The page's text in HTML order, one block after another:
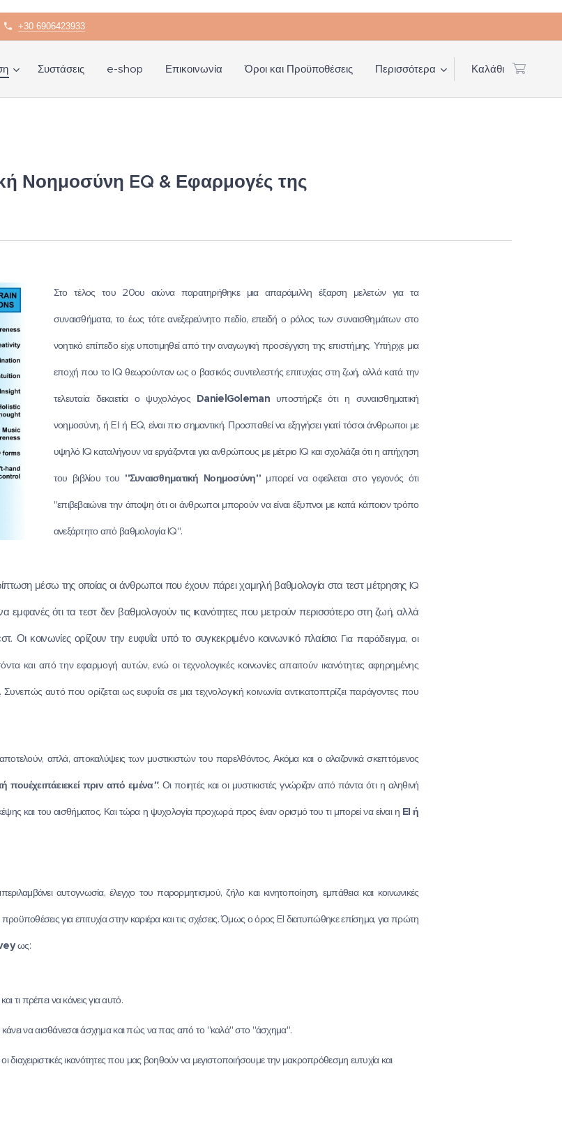
+30 6906423933
Συστάσεις e-shop Επικοινωνία Όροι και Προϋποθέσεις Περισσότερα Καλάθι
Νοημοσύνη EQ & Εφαρμογές της
Στο τέλος του 20ου αιώνα παρατηρήθηκε μια απαράμιλλη έξαρση μελετών για τα
συναισθήματα, το έως τότε ανεξερεύνητο πεδίο, επειδή ο ρόλος των συναισθημάτων στο
νοητικό επίπεδο είχε υποτιμηθεί από την αναγωγική προσέγγιση της επιστήμης. Υπήρχε μια
εποχή που το IQ θεωρούνταν ως ο βασικός συντελεστής επιτυχίας στη ζωή, αλλά κατά την
τελευταία δεκαετία ο ψυχολόγος DanielGolemanυποστήριζε ότι η συναισθηματική
νοημοσύνη, ή EΙ ή ΕQ, είναι πιο σημαντική. Προσπαθεί να εξηγήσει γιατί τόσοι άνθρωποι με
υψηλό IQ καταλήγουν να εργάζονται για ανθρώπους με μέτριο IQ και σχολιάζει ότι η απήχηση
του βιβλίου του "Συναισθηματική Νοημοσύνη"μπορεί να οφείλεται στο γεγονός ότι
"επιβεβαιώνει την άποψη ότι οι άνθρωποι μπορούν να είναι έξυπνοι με κατά κάποιον τρόπο
ανεξάρτητο από βαθμολογία IQ".
μέσω της οποίας οι άνθρωποι που έχουν πάρει χαμηλή βαθμολογία στα τεστ μέτρησης IQ
εμφανές ότι τα τεστ δεν βαθμολογούν τις ικανότητες που μετρούν περισσότερο στη ζωή, αλλά
Οι κοινωνίες ορίζουν την ευφυΐα υπό το συγκεκριμένο κοινωνικό πλαίσιο: Για παράδειγμα, οι
και από την εφαρμογή αυτών, ενώ οι τεχνολογικές κοινωνίες απαιτούν ικανότητες αφηρημένης
Συνεπώς αυτό που ορίζεται ως ευφυΐα σε μια τεχνολογική κοινωνία αντικατοπτρίζει παράγοντες που
απλά, αποκαλύψεις των μυστικιστών του παρελθόντος. Ακόμα και ο αλαζονικά σκεπτόμενος
πουέχειπάειεκεί πριν από εμένα". Οι ποιητές και οι μυστικιστές γνώριζαν από πάντα ότι η αληθινή
και του αισθήματος. Και τώρα η ψυχολογία προχωρά προς έναν ορισμό του τι μπορεί να είναι η EI ή
αυτογνωσία, έλεγχο του παρορμητισμού, ζήλο και κινητοποίηση, εμπάθεια και κοινωνικές
για επιτυχία στην καριέρα και τις σχέσεις. Όμως ο όρος EI διατυπώθηκε επίσημα, για πρώτη
ως:
τι πρέπει να κάνεις για αυτό.
κάνει να αισθάνεσαι άσχημα και πώς να πας από το "καλά" στο "άσχημα".
διαχειριστικές ικανότητες που μας βοηθούν να μεγιστοποιήσουμε την μακροπρόθεσμη ευτυχία και